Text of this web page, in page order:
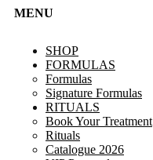
MENU
SHOP
FORMULAS
Formulas
Signature Formulas
RITUALS
Book Your Treatment
Rituals
Catalogue 2026